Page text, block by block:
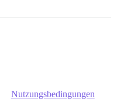
Nutzungsbedingungen